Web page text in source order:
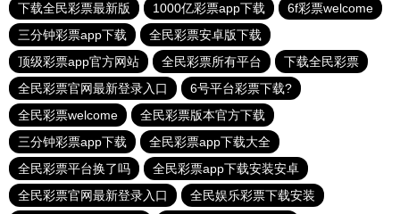
下载全民彩票最新版
1000亿彩票app下载
6f彩票welcome
三分钟彩票app下载
全民彩票安卓版下载
顶级彩票app官方网站
全民彩票所有平台
下载全民彩票
全民彩票官网最新登录入口
6号平台彩票下载?
全民彩票welcome
全民彩票版本官方下载
三分钟彩票app下载
全民彩票app下载大全
全民彩票平台换了吗
全民彩票app下载安装安卓
全民彩票官网最新登录入口
全民娱乐彩票下载安装